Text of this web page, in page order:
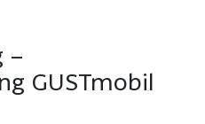
–
GUSTmobil